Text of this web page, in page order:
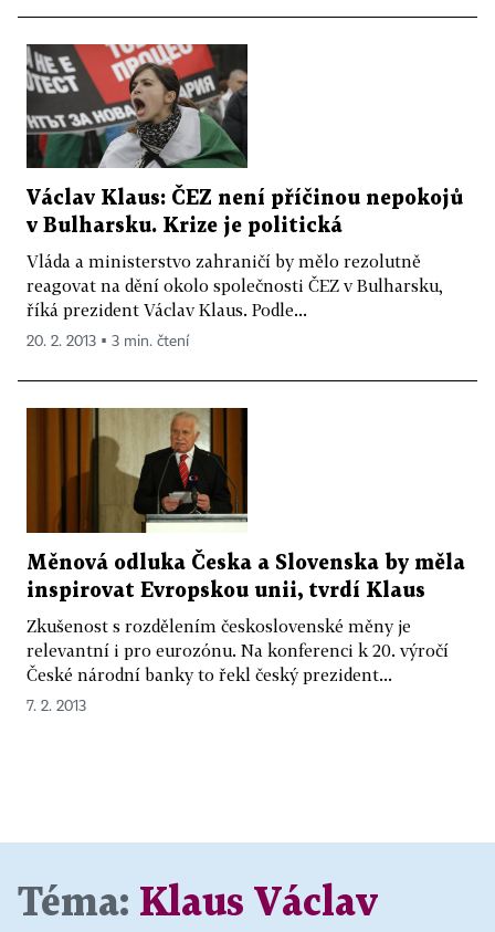
Václav Klaus: ČEZ není příčinou nepokojů
v Bulharsku. Krize je politická
Vláda a ministerstvo zahraničí by mělo rezolutně
reagovat na dění okolo společnosti ČEZ v Bulharsku,
říká prezident Václav Klaus. Podle...
20. 2. 2013 ▪ 3 min. čtení
Měnová odluka Česka a Slovenska by měla
inspirovat Evropskou unii, tvrdí Klaus
Zkušenost s rozdělením československé měny je
relevantní i pro eurozónu. Na konferenci k 20. výročí
České národní banky to řekl český prezident...
7. 2. 2013
Téma: Klaus Václav